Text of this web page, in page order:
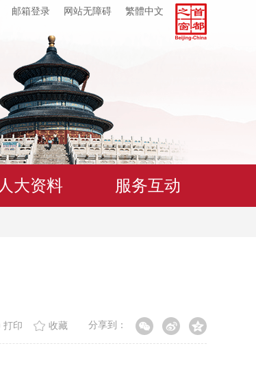
邮箱登录 网站无障碍 繁體中文
人大资料 服务互动
分享到：
收藏
打印